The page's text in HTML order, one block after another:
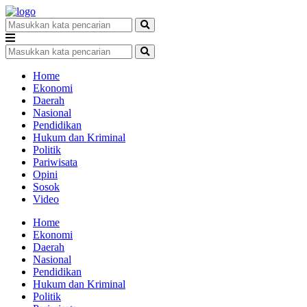
Home
Ekonomi
Daerah
Nasional
Pendidikan
Hukum dan Kriminal
Politik
Pariwisata
Opini
Sosok
Video
Home
Ekonomi
Daerah
Nasional
Pendidikan
Hukum dan Kriminal
Politik